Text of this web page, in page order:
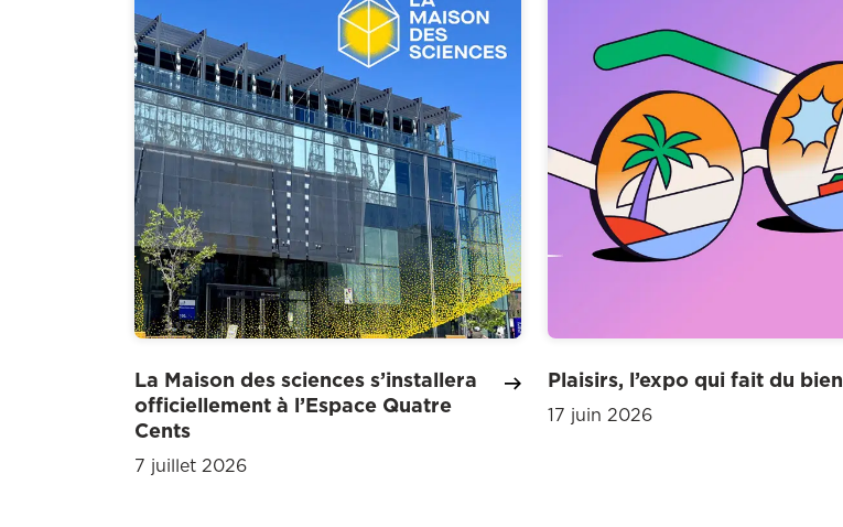
La Maison des sciences s’installera
officiellement à l’Espace Quatre
Cents
7 juillet 2026
Plaisirs, l’expo qui fait du bien
17 juin 2026